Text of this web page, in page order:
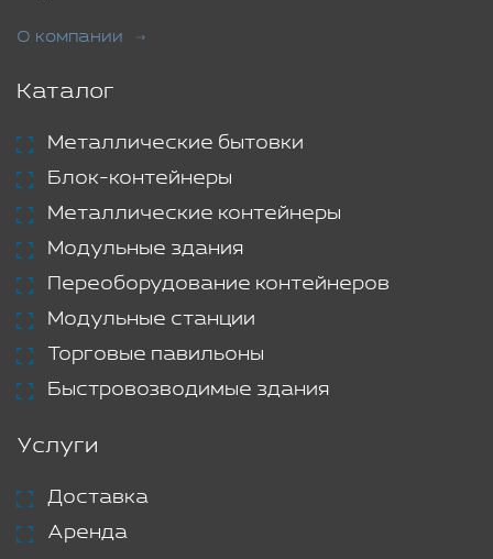
О компании
Каталог
Металлические бытовки
Блок-контейнеры
Металлические контейнеры
Модульные здания
Переоборудование контейнеров
Модульные станции
Торговые павильоны
Быстровозводимые здания
Услуги
Доставка
Аренда